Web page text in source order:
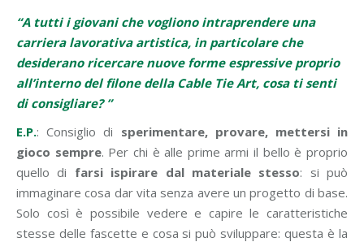
“A tutti i giovani che vogliono intraprendere una
carriera lavorativa artistica, in particolare che
desiderano ricercare nuove forme espressive proprio
all’interno del filone della Cable Tie Art, cosa ti senti
di consigliare? ”
E.P.: Consiglio di sperimentare, provare, mettersi in
gioco sempre. Per chi è alle prime armi il bello è proprio
quello di farsi ispirare dal materiale stesso: si può
immaginare cosa dar vita senza avere un progetto di base.
Solo così è possibile vedere e capire le caratteristiche
stesse delle fascette e cosa si può sviluppare: questa è la